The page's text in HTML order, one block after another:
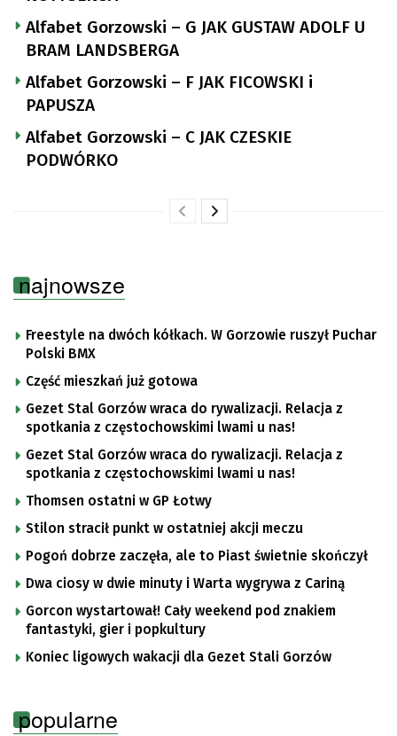
Alfabet Gorzowski – G JAK GUSTAW ADOLF U
BRAM LANDSBERGA
Alfabet Gorzowski – F JAK FICOWSKI i
PAPUSZA
Alfabet Gorzowski – C JAK CZESKIE
PODWÓRKO
najnowsze
Freestyle na dwóch kółkach. W Gorzowie ruszył Puchar
Polski BMX
Część mieszkań już gotowa
Gezet Stal Gorzów wraca do rywalizacji. Relacja z
spotkania z częstochowskimi lwami u nas!
Gezet Stal Gorzów wraca do rywalizacji. Relacja z
spotkania z częstochowskimi lwami u nas!
Thomsen ostatni w GP Łotwy
Stilon stracił punkt w ostatniej akcji meczu
Pogoń dobrze zaczęła, ale to Piast świetnie skończył
Dwa ciosy w dwie minuty i Warta wygrywa z Cariną
Gorcon wystartował! Cały weekend pod znakiem
fantastyki, gier i popkultury
Koniec ligowych wakacji dla Gezet Stali Gorzów
popularne